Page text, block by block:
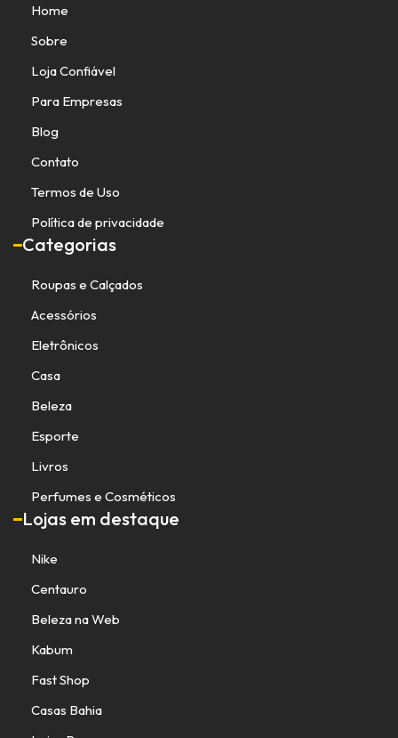
Home
Sobre
Loja Confiável
Para Empresas
Blog
Contato
Termos de Uso
Política de privacidade
Categorias
Roupas e Calçados
Acessórios
Eletrônicos
Casa
Beleza
Esporte
Livros
Perfumes e Cosméticos
Lojas em destaque
Nike
Centauro
Beleza na Web
Kabum
Fast Shop
Casas Bahia